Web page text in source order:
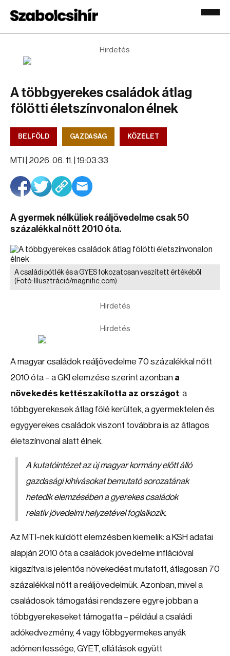
Hirdetés
A többgyerekes családok átlag
fölötti életszínvonalon élnek
BELFÖLD GAZDASÁG KÖZÉLET
MTI | 2026. 06. 11. | 19:03:33
A gyermek nélküliek reáljövedelme csak 50
százalékkal nőtt 2010 óta.
A családi pótlék és a GYES fokozatosan veszített értékéből
(Fotó: Illusztráció/magnific.com)
Hirdetés
Hirdetés
A magyar családok reáljövedelme 70 százalékkal nőtt
2010 óta – a GKI elemzése szerint azonban a
növekedés kettészakította az országot: a
többgyerekesek átlag fölé kerültek, a gyermektelen és
egygyerekes családok viszont továbbra is az átlagos
életszínvonal alatt élnek.
A kutatóintézet az új magyar kormány előtt álló
gazdasági kihívásokat bemutató sorozatának
hetedik elemzésében a gyerekes családok
relatív jövedelmi helyzetével foglalkozik.
Az MTI-nek küldött elemzésben kiemelik: a KSH adatai
alapján 2010 óta a családok jövedelme inflációval
kiigazítva is jelentős növekedést mutatott, átlagosan 70
százalékkal nőtt a reáljövedelmük. Azonban, mivel a
családosok támogatási rendszere egyre jobban a
többgyerekeseket támogatta – például a családi
adókedvezmény, 4 vagy többgyermekes anyák
adómentessége, GYET, ellátások együtt